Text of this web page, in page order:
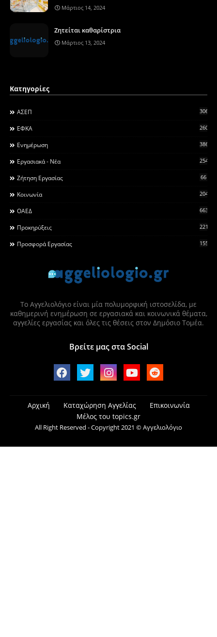
Μάρτιος 14, 2024
Ζητείται καθαρίστρια
Μάρτιος 13, 2024
Κατηγορίες
ΑΣΕΠ 306
ΕΦΚΑ 260
Ενημέρωση 3868
Εργασιακά - Νέα 2546
Ζήτηση Εργασίας 66
Κοινωνία 2044
ΟΑΕΔ 663
Προκηρύξεις 2215
Προσφορά Εργασίας 155
Το Αγγελιολόγιο είναι μία πολυμορφική ιστοσελίδα, με
καθημερινή ενημέρωση σε εργασιακά και κοινωνικά θέματα,
αγγελίες εργασίας και όλες τις θέσεις στον Δημόσιο Τομέα.
Βρείτε μας στα Social
Αρχική Καταχώρηση Αγγελίας
Επικοινωνία
Μέλος του topics.gr
All Right Reserved - Copyright 2021 © Αγγελιολόγιο